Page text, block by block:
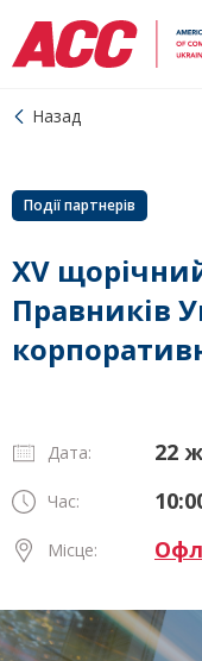
Назад
Події партнерів
XV
Правників
Дата: 22
Час:
Місце: